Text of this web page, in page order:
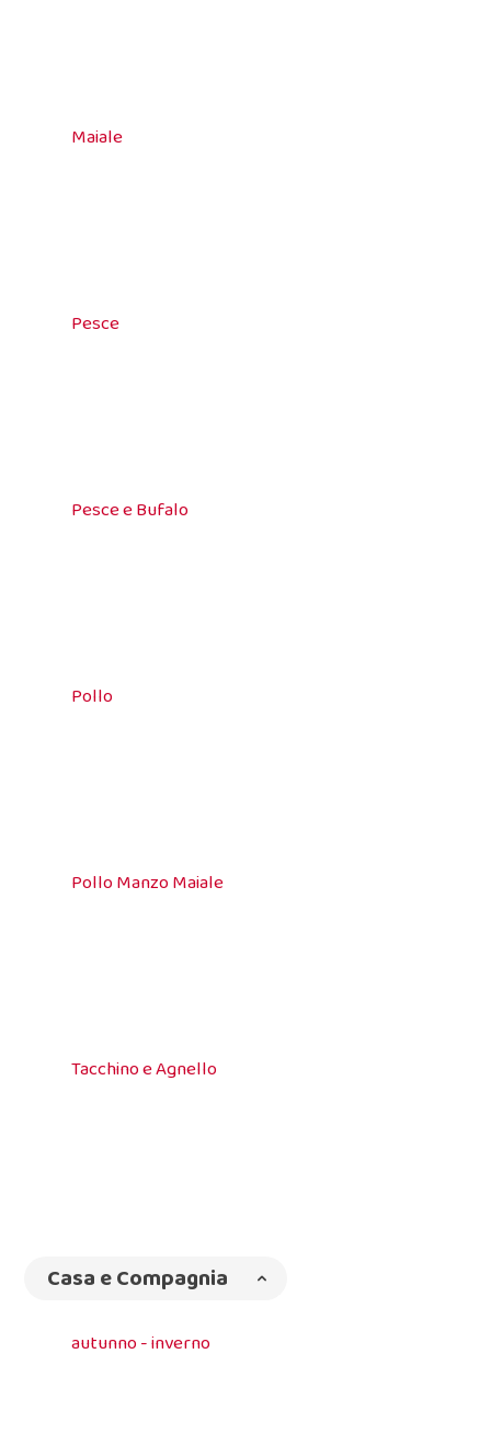
Maiale
Pesce
Pesce e Bufalo
Pollo
Pollo Manzo Maiale
Tacchino e Agnello
Casa e Compagnia
autunno - inverno